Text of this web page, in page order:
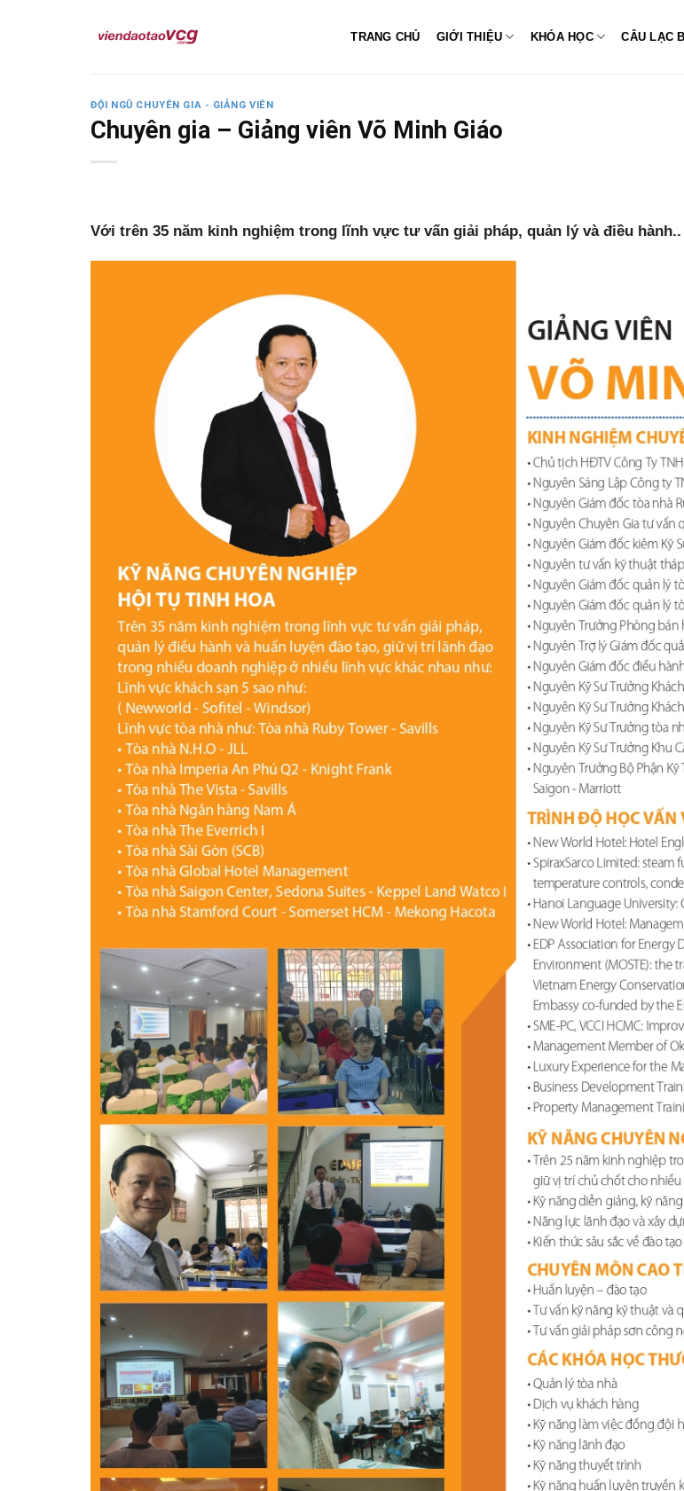
TRANG CHỦ GIỚI THIỆU KHÓA HỌC CÂU LẠC
ĐỘI NGŨ CHUYÊN GIA - GIẢNG VIÊN
Chuyên gia – Giảng viên Võ Minh Giáo
Với trên 35 năm kinh nghiệm trong lĩnh vực tư vấn giải pháp, quản lý và điều hành..